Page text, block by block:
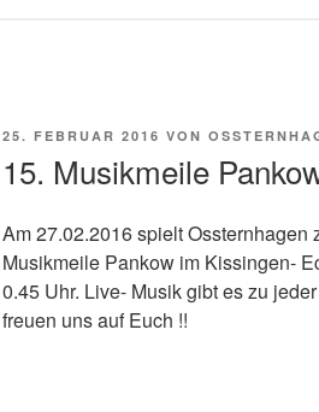
VERÖFFENTLICHT
25. FEBRUAR 2016 VON
15. Musikmeile
Am 27.02.2016 spielt Ossternhagen
Musikmeile Pankow im Kissingen-
0.45 Uhr. Live- Musik gibt es zu
freuen uns auf Euch !!